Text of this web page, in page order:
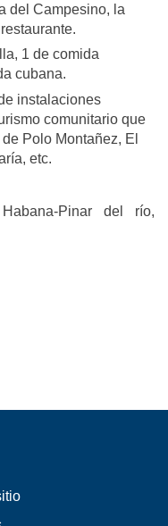
del Campesino, la
1 de comida
cubana.
instalaciones
comunitario que
Polo Montañez, El
etc.
Pinar del río,